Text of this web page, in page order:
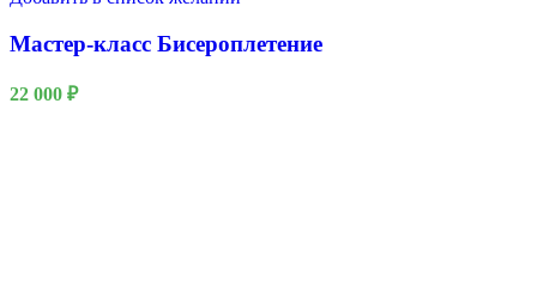
Мастер-класс Бисероплетение
22 000 ₽